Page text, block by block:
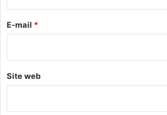
e
E-mail *
Site web